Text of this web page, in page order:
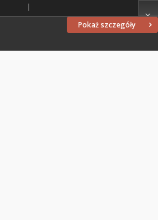
Pokaż szczegóły